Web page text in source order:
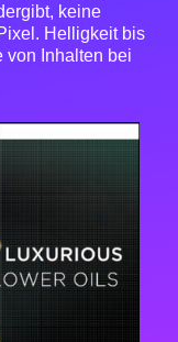
keine
Helligkeit bis
von Inhalten bei